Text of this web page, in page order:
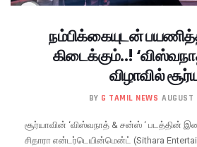
நம்பிக்கையுடன்
கிடைக்கும்..!
விழாவில்
BY G TAMIL NEWS
சூர்யாவின் ‘விஸ்வநாத் & சன்ஸ் ‘ படத்தின்
சிதாரா என்டர்டெயின்மென்ட் (Sithara